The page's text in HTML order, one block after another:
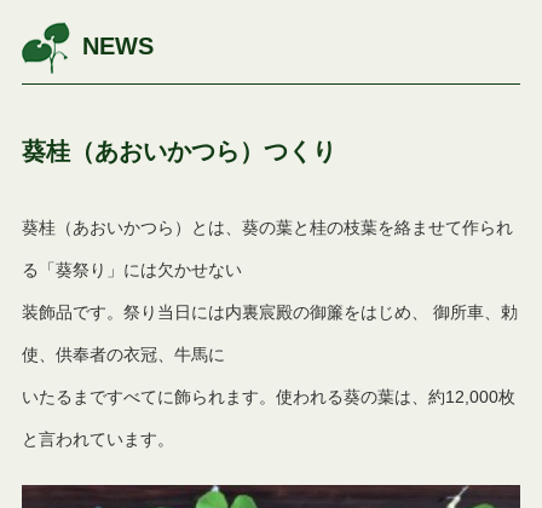
NEWS
葵桂（あおいかつら）つくり
葵桂（あおいかつら）とは、葵の葉と桂の枝葉を絡ませて作られ
る「葵祭り」には欠かせない
装飾品です。祭り当日には内裏宸殿の御簾をはじめ、 御所車、勅
使、供奉者の衣冠、牛馬に
いたるまですべてに飾られます。使われる葵の葉は、約12,000枚
と言われています。